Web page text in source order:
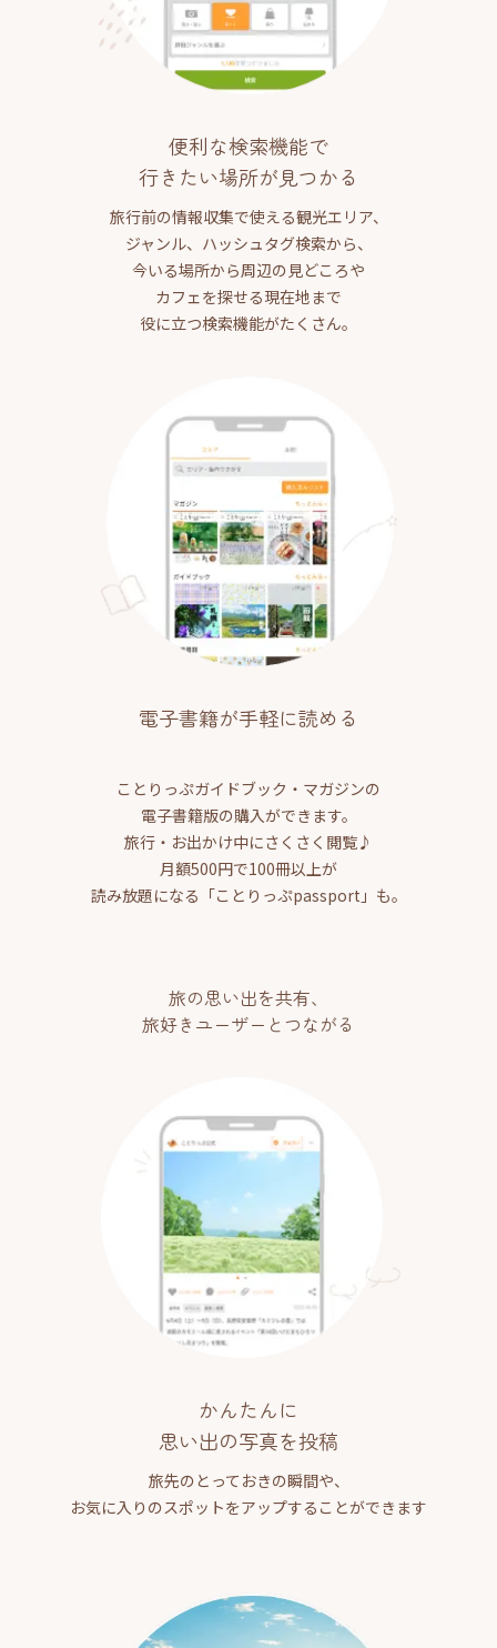
便利な検索機能で
行きたい場所が見つかる
旅行前の情報収集で使える観光エリア、
ジャンル、ハッシュタグ検索から、
今いる場所から周辺の見どころや
カフェを探せる現在地まで
役に立つ検索機能がたくさん。
電子書籍が手軽に読める
ことりっぷガイドブック・マガジンの
電子書籍版の購入ができます。
旅行・お出かけ中にさくさく閲覧♪
月額500円で100冊以上が
読み放題になる「ことりっぷpassport」も。
旅の思い出を共有、
旅好きユーザーとつながる
かんたんに
思い出の写真を投稿
旅先のとっておきの瞬間や、
お気に入りのスポットをアップすることができます